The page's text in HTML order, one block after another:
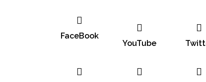
FaceBook
YouTube